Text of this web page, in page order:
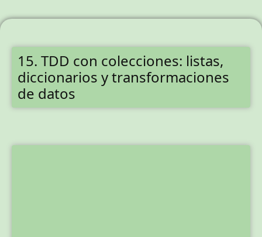
15. TDD con colecciones: listas,
diccionarios y transformaciones
de datos